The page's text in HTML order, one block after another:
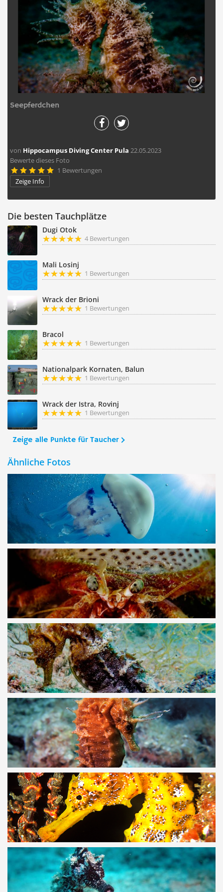
Seepferdchen
von Hippocampus Diving Center Pula 22.05.2023
Bewerte dieses Foto
     1 Bewertungen
Zeige Info
Die besten Tauchplätze
Dugi Otok
4 Bewertungen
Mali Losinj
1 Bewertungen
Wrack der Brioni
1 Bewertungen
Bracol
1 Bewertungen
Nationalpark Kornaten, Balun
1 Bewertungen
Wrack der Istra, Rovinj
1 Bewertungen
Zeige alle Punkte für Taucher
Ähnliche Fotos